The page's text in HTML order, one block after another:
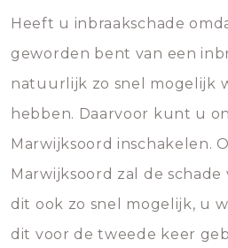
Heeft u inbraakschade
geworden bent van een
natuurlijk zo snel mogelijk
hebben. Daarvoor kunt u
Marwijksoord inschakelen.
Marwijksoord zal de
dit ook zo snel mogelijk, u
dit voor de tweede keer